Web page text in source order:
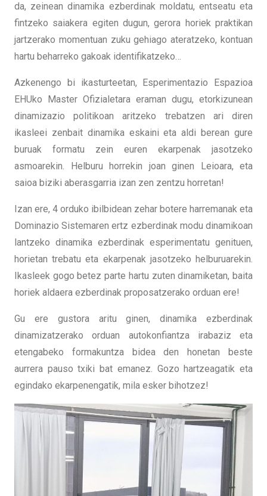
da, zeinean dinamika ezberdinak moldatu, entseatu eta
fintzeko saiakera egiten dugun, gerora horiek praktikan
jartzerako momentuan zuku gehiago ateratzeko, kontuan
hartu beharreko gakoak identifikatzeko…
Azkenengo bi ikasturteetan, Esperimentazio Espazioa
EHUko Master Ofizialetara eraman dugu, etorkizunean
dinamizazio politikoan aritzeko trebatzen ari diren
ikasleei zenbait dinamika eskaini eta aldi berean gure
buruak formatu zein euren ekarpenak jasotzeko
asmoarekin. Helburu horrekin joan ginen Leioara, eta
saioa biziki aberasgarria izan zen zentzu horretan!
Izan ere, 4 orduko ibilbidean zehar botere harremanak eta
Dominazio Sistemaren ertz ezberdinak modu dinamikoan
lantzeko dinamika ezberdinak esperimentatu genituen,
horietan trebatu eta ekarpenak jasotzeko helburuarekin.
Ikasleek gogo betez parte hartu zuten dinamiketan, baita
horiek aldaera ezberdinak proposatzerako orduan ere!
Gu ere gustora aritu ginen, dinamika ezberdinak
dinamizatzerako orduan autokonfiantza irabaziz eta
etengabeko formakuntza bidea den honetan beste
aurrera pauso txiki bat emanez. Gozo hartzeagatik eta
egindako ekarpenengatik, mila esker bihotzez!